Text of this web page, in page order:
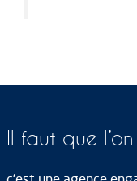
Il faut que